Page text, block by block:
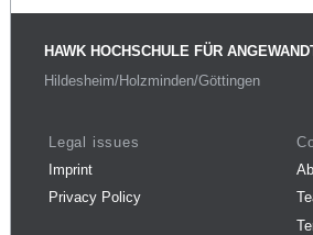
HAWK HOCHSCHULE FÜR
Hildesheim/Holzminden/Göttingen
Legal issues
Imprint
Privacy Policy